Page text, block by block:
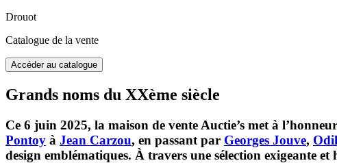
Drouot
Catalogue de la vente
Accéder au catalogue
Grands noms du XXème siècle
Ce 6 juin 2025, la maison de vente Auctie’s met à
Pontoy à Jean Carzou, en passant par Georges Jouve,
design emblématiques. À travers une sélection exigeante